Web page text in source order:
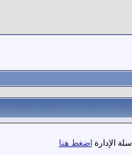
الإدارة اضغط هنا